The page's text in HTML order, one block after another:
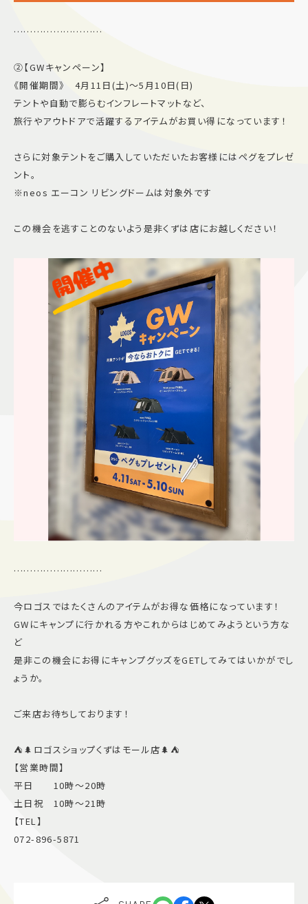
………………………
②【GWキャンペーン】
《開催期間》 4月11日(土)〜5月10日(日)
テントや自動で膨らむインフレートマットなど、
旅行やアウトドアで活躍するアイテムがお買い得になっています！
さらに対象テントをご購入していただいたお客様にはペグをプレゼ
ント。
※neos エーコン リビングドームは対象外です
この機会を逃すことのないよう是非くずは店にお越しください！
………………………
今ロゴスではたくさんのアイテムがお得な価格になっています！
GWにキャンプに行かれる方やこれからはじめてみようという方な
ど
是非この機会にお得にキャンプグッズをGETしてみてはいかがでし
ょうか。
ご来店お待ちしております！
⛺️🌲ロゴスショップくずはモール店🌲⛺️
【営業時間】
平日 10時〜20時
土日祝 10時〜21時
【TEL】
072-896-5871